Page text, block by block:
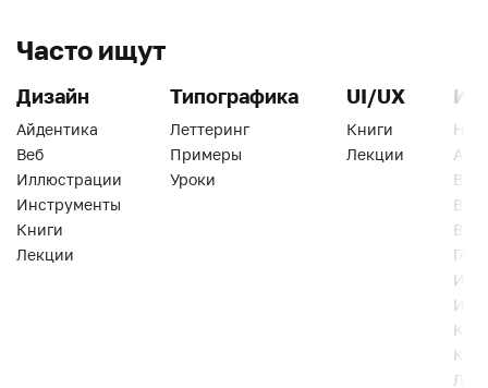
Часто ищут
Дизайн
Айдентика
Веб
Иллюстрации
Инструменты
Книги
Лекции
Типографика
Леттеринг
Примеры
Уроки
UI/UX
Книги
Лекции
Веб